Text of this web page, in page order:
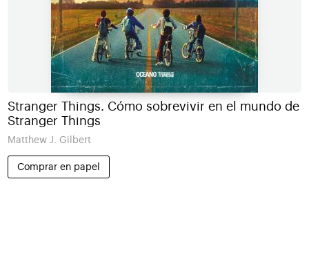
Stranger Things. Cómo sobrevivir en el mundo de
Stranger Things
Matthew J. Gilbert
Comprar en papel